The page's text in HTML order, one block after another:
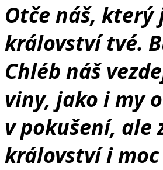
Otče náš, který
království tvé.
Chléb náš
viny, jako i my
v pokušení, ale
království i